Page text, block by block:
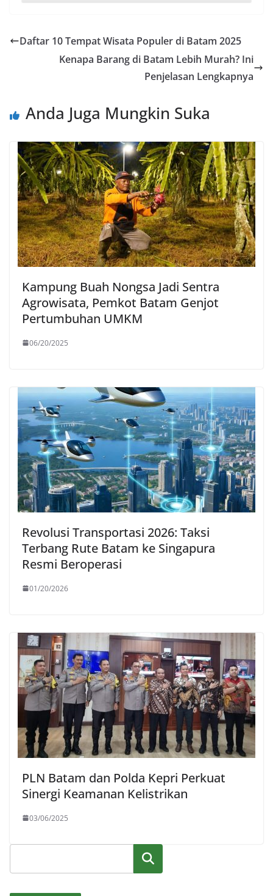
Daftar 10 Tempat Wisata Populer di Batam 2025
Kenapa Barang di Batam Lebih Murah? Ini
Penjelasan Lengkapnya
Anda Juga Mungkin Suka
Kampung Buah Nongsa Jadi Sentra
Agrowisata, Pemkot Batam Genjot
Pertumbuhan UMKM
06/20/2025
Revolusi Transportasi 2026: Taksi
Terbang Rute Batam ke Singapura
Resmi Beroperasi
01/20/2026
PLN Batam dan Polda Kepri Perkuat
Sinergi Keamanan Kelistrikan
03/06/2025
Cari